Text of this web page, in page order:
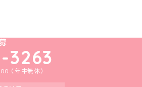
どりーみんTikTok公式アカウント
めいどりーみんX公式アカウント
めいどりーみんInstagram公式アカウント
めいどりーみんFacebook公式アカウン
めいどりーみんYouTube公式アカ
3263
（年中無休）